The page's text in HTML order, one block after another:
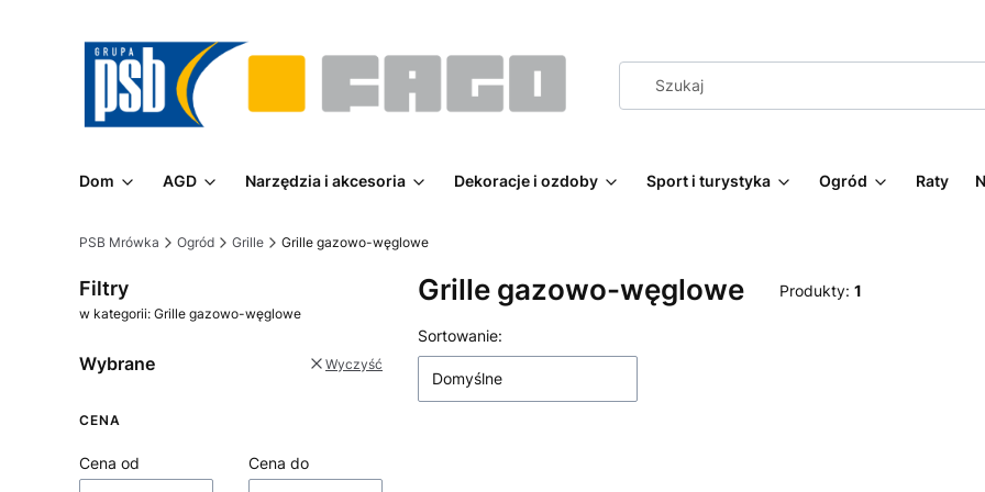
Dom AGD Narzędzia i akcesoria Dekoracje i ozdoby Sport i turystyka Ogród Raty
PSB Mrówka Ogród Grille Grille gazowo-węglowe
Filtry
w kategorii: Grille gazowo-węglowe
Wybrane Wyczyść
CENA
Cena od
Cena do
Grille gazowo-węglowe Produkty: 1
Lista produktów
Sortowanie:
Domyślne